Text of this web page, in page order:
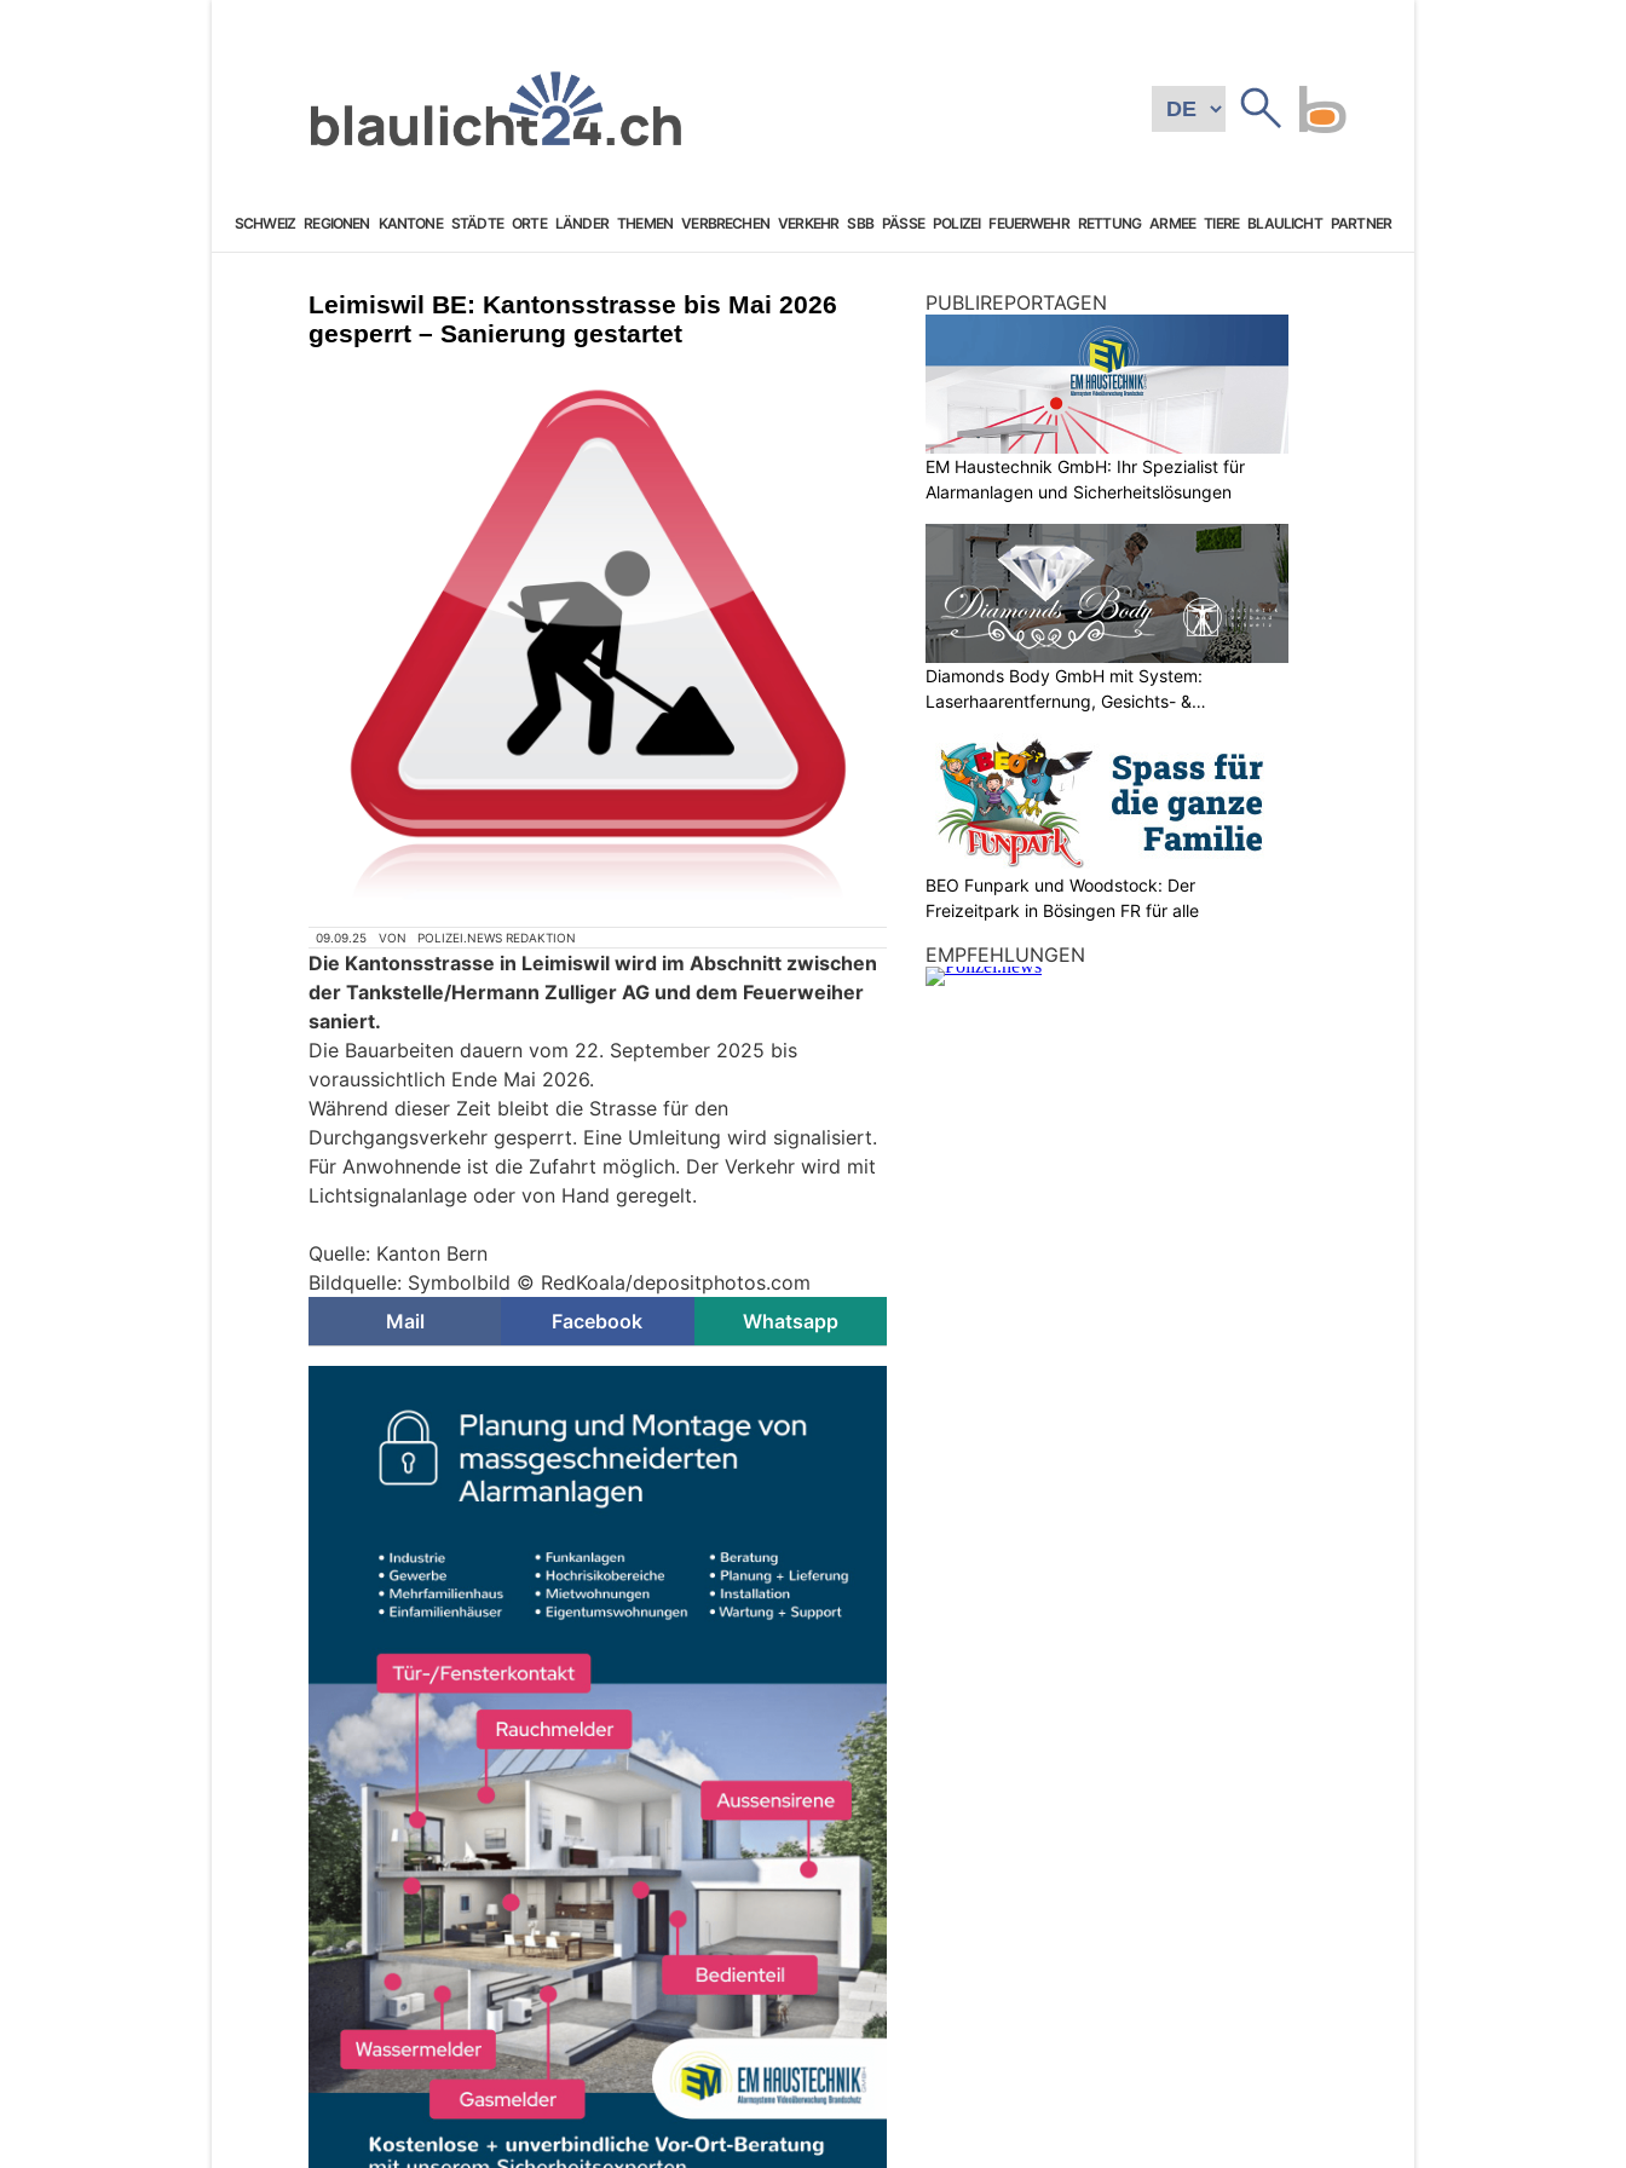
SCHWEIZ REGIONEN KANTONE STÄDTE ORTE LÄNDER THEMEN VERBRECHEN VERKEHR SBB PÄSSE POLIZEI FEUERWEHR RETTUNG ARMEE TIERE BLAULICHT PARTNER
Leimiswil BE: Kantonsstrasse bis Mai 2026
gesperrt – Sanierung gestartet
09.09.25 VON POLIZEI.NEWS REDAKTION
Die Kantonsstrasse in Leimiswil wird im Abschnitt zwischen
der Tankstelle/Hermann Zulliger AG und dem Feuerweiher
saniert.
Die Bauarbeiten dauern vom 22. September 2025 bis
voraussichtlich Ende Mai 2026.
Während dieser Zeit bleibt die Strasse für den
Durchgangsverkehr gesperrt. Eine Umleitung wird signalisiert.
Für Anwohnende ist die Zufahrt möglich. Der Verkehr wird mit
Lichtsignalanlage oder von Hand geregelt.
Quelle: Kanton Bern
Bildquelle: Symbolbild © RedKoala/depositphotos.com
Mail
Facebook Whatsapp
PUBLIREPORTAGEN
EM Haustechnik GmbH: Ihr Spezialist für
Alarmanlagen und Sicherheitslösungen
Diamonds Body GmbH mit System:
Laserhaarentfernung, Gesichts- &
BEO Funpark und Woodstock: Der
Freizeitpark in Bösingen FR für alle
EMPFEHLUNGEN